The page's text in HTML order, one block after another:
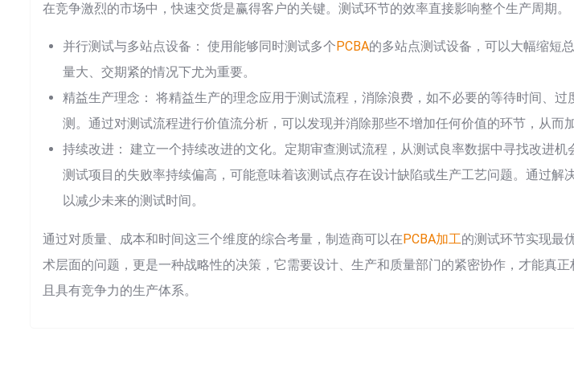
Search:
在竞争激烈的市场中，快速交货是赢得客户的关键。测试环节的效率直接影响整个生产周期。
并行测试与多站点设备： 使用能够同时测试多个 PCBA的多站点测试设备，可以大幅缩短
量大、交期紧的情况下尤为重要。
精益生产理念： 将精益生产的理念应用于测试流程，消除浪费，如不必要的等待时间、过
测。通过对测试流程进行价值流分析，可以发现并消除那些不增加任何价值的环节，从而
持续改进： 建立一个持续改进的文化。定期审查测试流程，从测试良率数据中寻找改进机
测试项目的失败率持续偏高，可能意味着该测试点存在设计缺陷或生产工艺问题。通过解
以减少未来的测试时间。
通过对质量、成本和时间这三个维度的综合考量，制造商可以在 PCBA加工的测试环节实现最
术层面的问题，更是一种战略性的决策，它需要设计、生产和质量部门的紧密协作，才能真
且具有竞争力的生产体系。